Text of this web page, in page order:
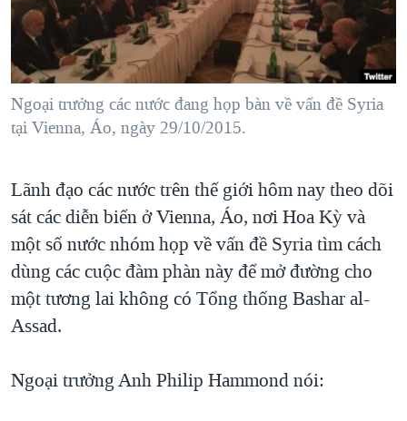
"Tìm"NGƯỜI VIỆT HẢI NGOẠI
ĐỜI SỐNG
KINH TẾ
KHOA HỌC
VĂN HOÁ
THỂ THAO
GIÁO DỤC
TẠI
HÀNH TRÌNH BẦU CỬ 2024
MỘT NĂM CHIẾN TRANH TẠI DẢI GAZA
GIẢI MÃ VÀNH ĐAI & CON ĐƯỜNG
NGÀY TỊ NẠN THẾ GIỚI
GROUND ZERO – XƯA VÀ NAY
CHI PHÍ CHIẾN TRANH AFGHANISTAN
CÁC GIÁ TRỊ CỘNG HÒA Ở VIỆT NAM
THƯỢNG ĐỈNH TRUMP-KIM TẠI VIỆT NAM
TRỊNH VĨNH BÌNH VS. CHÍNH PHỦ VIỆT NAM
VIDEO
NGHE
MẠNG XÃ HỘI
Ngôn ngữ khác
Ngoại trưởng các nước đang họp bàn về vấn đề Syria
tại Vienna, Áo, ngày 29/10/2015.
Lãnh đạo các nước trên thế giới hôm nay theo dõi
sát các diễn biến ở Vienna, Áo, nơi Hoa Kỳ và
một số nước nhóm họp về vấn đề Syria tìm cách
dùng các cuộc đàm phàn này để mở đường cho
một tương lai không có Tổng thống Bashar al-
Assad.
Ngoại trưởng Anh Philip Hammond nói: